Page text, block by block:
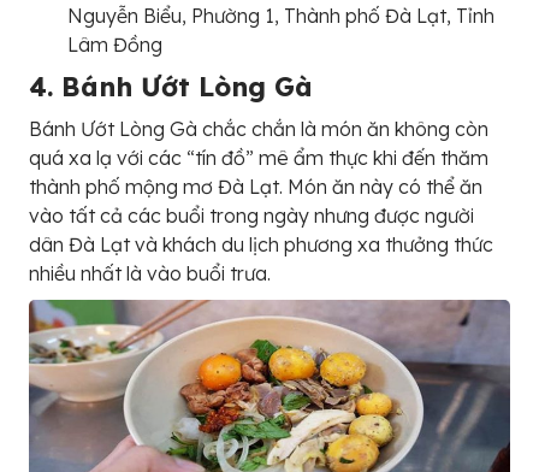
Nguyễn Biểu, Phường 1, Thành phố Đà Lạt, Tỉnh
Lâm Đồng
4. Bánh Ướt Lòng Gà
Bánh Ướt Lòng Gà chắc chắn là món ăn không còn
quá xa lạ với các “tín đồ” mê ẩm thực khi đến thăm
thành phố mộng mơ Đà Lạt. Món ăn này có thể ăn
vào tất cả các buổi trong ngày nhưng được người
dân Đà Lạt và khách du lịch phương xa thưởng thức
nhiều nhất là vào buổi trưa.